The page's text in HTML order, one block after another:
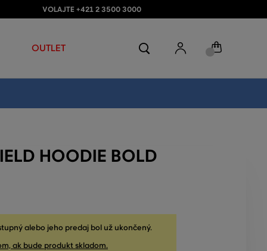
VOLAJTE +421 2 3500 3000
OUTLET
HOODIE BOLD
alebo jeho predaj bol už ukončený.
ak bude produkt skladom.